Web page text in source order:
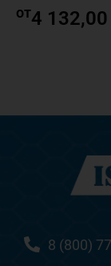
от4 132,00
8 (800)